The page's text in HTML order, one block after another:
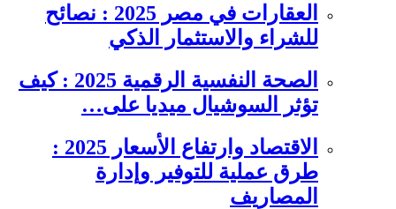
العقارات في مصر 2025 : نصائح
للشراء والاستثمار الذكي
الصحة النفسية الرقمية 2025 : كيف
تؤثر السوشيال ميديا على…
الاقتصاد وارتفاع الأسعار 2025 :
طرق عملية للتوفير وإدارة
المصاريف